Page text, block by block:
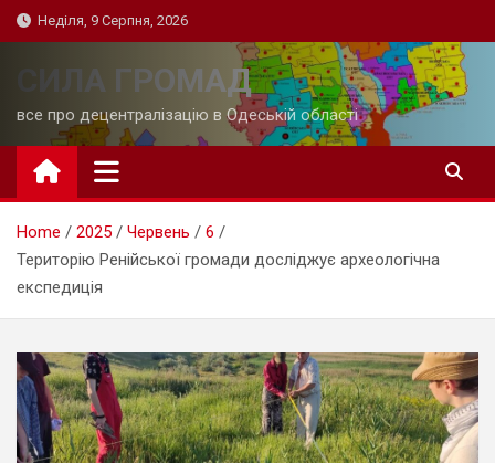
Skip
to
Неділя, 9 Серпня, 2026
СИЛА ГРОМАД
все про децентралізацію в Одеській області
Home 2025 Червень
6
Територію Ренійської громади досліджує археологічна
експедиція